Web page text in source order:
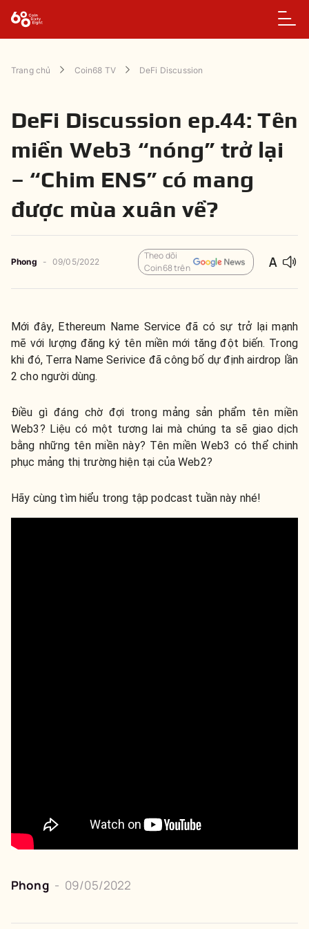
Trang chủ Coin68 TV DeFi Discussion
DeFi Discussion ep.44: Tên
miền Web3 “nóng” trở lại
– “Chim ENS” có mang
được mùa xuân về?
Phong - 09/05/2022
Theo dõi
Coin68 trên
Mới đây, Ethereum Name Service đã có sự trở lại mạnh
mẽ với lượng đăng ký tên miền mới tăng đột biến. Trong
khi đó, Terra Name Serivice đã công bố dự định airdrop lần
2 cho người dùng.
Điều gì đáng chờ đợi trong mảng sản phẩm tên miền
Web3? Liệu có một tương lai mà chúng ta sẽ giao dịch
bằng những tên miền này? Tên miền Web3 có thể chinh
phục mảng thị trường hiện tại của Web2?
Hãy cùng tìm hiểu trong tập podcast tuần này nhé!
Phong - 09/05/2022